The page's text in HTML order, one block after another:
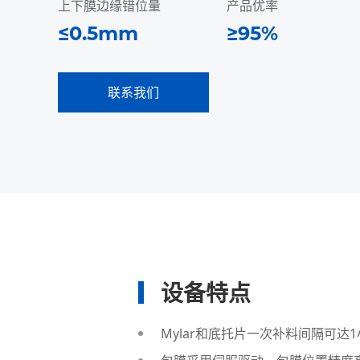
上下膜边缘错位量
≤0.5mm
产品优率
≥95%
联系我们
设备特点
Mylar和底托片一次补料间隔可达1